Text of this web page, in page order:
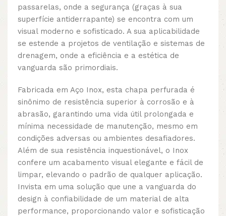
passarelas, onde a segurança (graças à sua
superfície antiderrapante) se encontra com um
visual moderno e sofisticado. A sua aplicabilidade
se estende a projetos de ventilação e sistemas de
drenagem, onde a eficiência e a estética de
vanguarda são primordiais.
Fabricada em Aço Inox, esta chapa perfurada é
sinônimo de resistência superior à corrosão e à
abrasão, garantindo uma vida útil prolongada e
mínima necessidade de manutenção, mesmo em
condições adversas ou ambientes desafiadores.
Além de sua resistência inquestionável, o Inox
confere um acabamento visual elegante e fácil de
limpar, elevando o padrão de qualquer aplicação.
Invista em uma solução que une a vanguarda do
design à confiabilidade de um material de alta
performance, proporcionando valor e sofisticação